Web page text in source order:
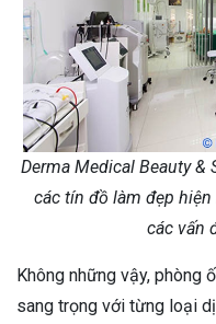
Derma Medical Beauty
các tín đồ làm đẹp
các vấn
Không những vậy, phòng
sang trọng với từng loại